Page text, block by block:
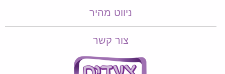
ניווט מהיר
צור קשר